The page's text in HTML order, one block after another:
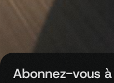
Abonnez-vous